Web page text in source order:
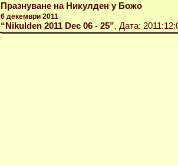
Празнуване на Никулден у Божо
6 декември 2011
“Nikulden 2011 Dec 06 - 25”, Дата: